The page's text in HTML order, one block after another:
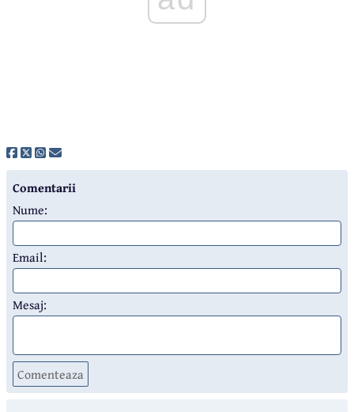
Comentarii
Nume:
Email:
Mesaj:
Comenteaza